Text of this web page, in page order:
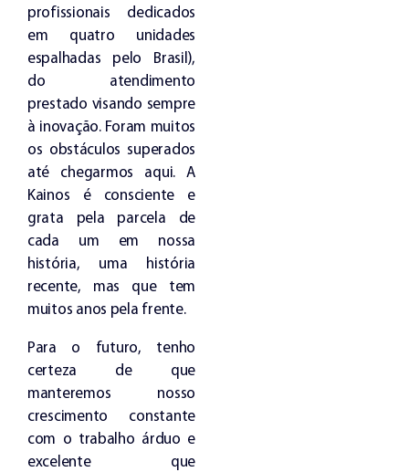
profissionais dedicados
em quatro unidades
espalhadas pelo Brasil),
do atendimento
prestado visando sempre
à inovação. Foram muitos
os obstáculos superados
até chegarmos aqui. A
Kainos é consciente e
grata pela parcela de
cada um em nossa
história, uma história
recente, mas que tem
muitos anos pela frente.
Para o futuro, tenho
certeza de que
manteremos nosso
crescimento constante
com o trabalho árduo e
excelente que